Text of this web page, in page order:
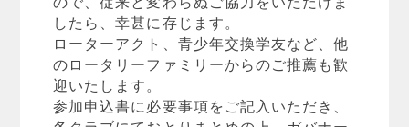
したら、幸甚に存じます。
ローターアクト、青少年交換学友など、他
のロータリーファミリーからのご推薦も歓
迎いたします。
参加申込書に必要事項をご記入いただき、